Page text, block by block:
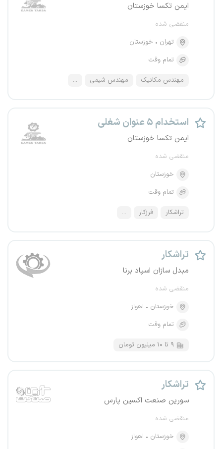
ایمن تکسا خوزستان
منقضی شده
تهران
خوزستان
تمام وقت
مهندس مکانیک مهندس شیمی ...
استخدام ۵ عنوان شغلی
ایمن تکسا خوزستان
منقضی شده
خوزستان
تمام وقت
تراشکار فرزکار ...
تراشکار
مبدل سازان اسپاد برنا
منقضی شده
خوزستان
اهواز
تمام وقت
۹ تا ۱۰ میلیون تومان
تراشکار
سورین صنعت اکسین پارس
منقضی شده
خوزستان
اهواز